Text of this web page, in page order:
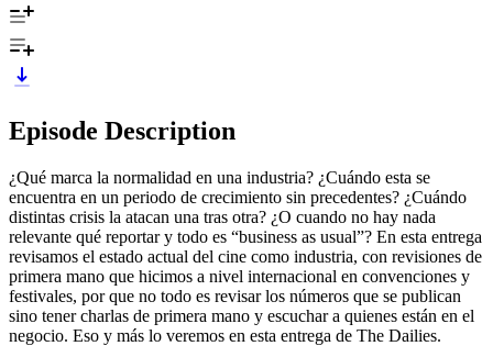
Episode Description
¿Qué marca la normalidad en una industria? ¿Cuándo esta se
encuentra en un periodo de crecimiento sin precedentes? ¿Cuándo
distintas crisis la atacan una tras otra? ¿O cuando no hay nada
relevante qué reportar y todo es “business as usual”? En esta entrega
revisamos el estado actual del cine como industria, con revisiones de
primera mano que hicimos a nivel internacional en convenciones y
festivales, por que no todo es revisar los números que se publican
sino tener charlas de primera mano y escuchar a quienes están en el
negocio. Eso y más lo veremos en esta entrega de The Dailies.